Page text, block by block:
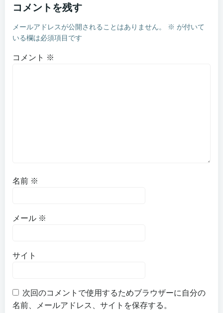
ビ
ゲ
ー
ビ
ゲ
コメントを残す
メールアドレスが公開されることはありません。 ※ が付いて
いる欄は必須項目です
コメント ※
名前 ※
メール ※
サイト
次回のコメントで使用するためブラウザーに自分の
名前、メールアドレス、サイトを保存する。